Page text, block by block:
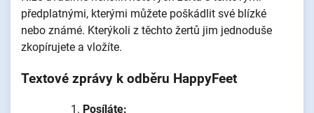
předplatnými, kterými můžete poškádlit své blízké
nebo známé. Kterýkoli z těchto žertů jim jednoduše
zkopírujete a vložíte.
Textové zprávy k odběru HappyFeet
Posíláte: